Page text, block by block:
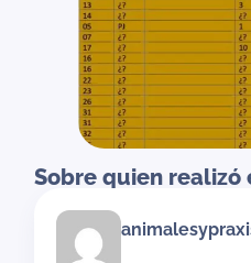
Sobre quien realizó